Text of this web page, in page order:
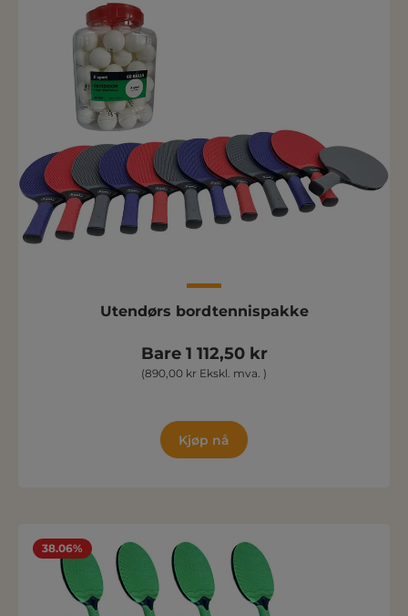
Utendørs bordtennispakke
Bare 1 112,50 kr
(890,00 kr Ekskl. mva. )
Kjøp nå
38.06%